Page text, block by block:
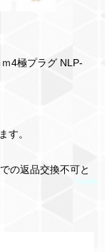
4極プラグ NLP-
す。
の返品交換不可と